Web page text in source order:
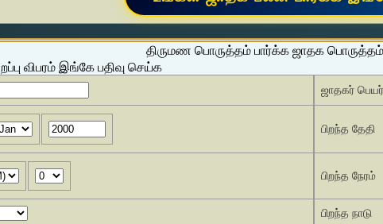
திருமண பொருத்தம் பார்க்க ஜாதக
விபரம் இங்கே பதிவு செய்க
ஜாதகர்
பிறந்த தேதி
பிறந்த நேரம்
பிறந்த நாடு